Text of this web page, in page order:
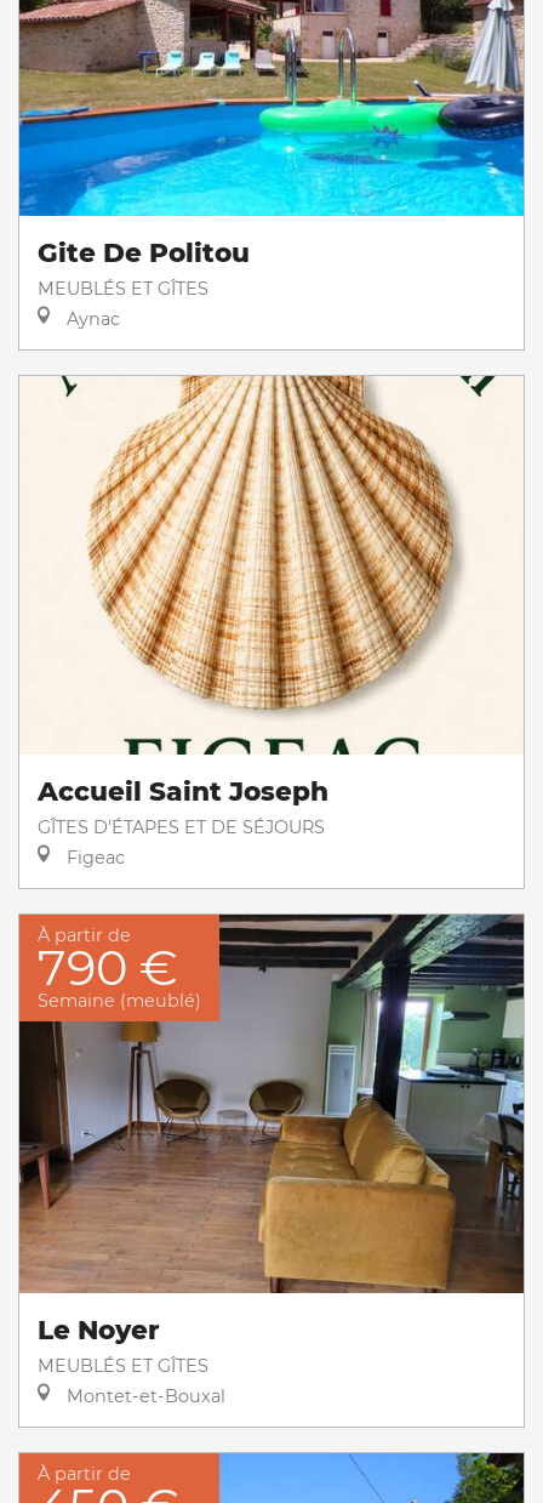
Gite De Politou
MEUBLÉS ET GÎTES
Aynac
Accueil Saint Joseph
GÎTES D'ÉTAPES ET DE SÉJOURS
Figeac
À partir de
790 €
Semaine (meublé)
Le Noyer
MEUBLÉS ET GÎTES
Montet-et-Bouxal
À partir de